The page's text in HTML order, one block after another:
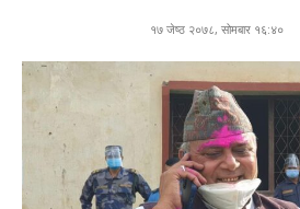
१७ जेष्ठ २०७८, सोमबार १६:४०